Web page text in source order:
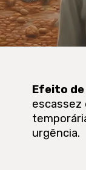
Efeito de
escassez
urgência.